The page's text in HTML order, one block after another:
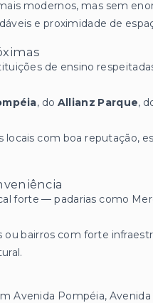
modernos, mas sem
e proximidade de
de ensino
, do Allianz Parque,
locais com boa reputação,
forte — padarias como
bairros com forte
Avenida Pompéia,